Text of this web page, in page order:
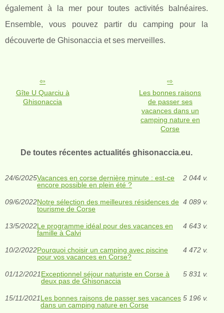
également à la mer pour toutes activités balnéaires.
Ensemble, vous pouvez partir du camping pour la
découverte de Ghisonaccia et ses merveilles.
Gîte U Quarciu à
Ghisonaccia
Les bonnes raisons
de passer ses
vacances dans un
camping nature en
Corse
De toutes récentes actualités ghisonaccia.eu.
24/6/2025Vacances en corse dernière minute : est-ce
encore possible en plein été ?
2 044 v.
09/6/2022Notre sélection des meilleures résidences de
tourisme de Corse
4 089 v.
13/5/2022Le programme idéal pour des vacances en
famille à Calvi
4 643 v.
10/2/2022Pourquoi choisir un camping avec piscine
pour vos vacances en Corse?
4 472 v.
01/12/2021Exceptionnel séjour naturiste en Corse à
deux pas de Ghisonaccia
5 831 v.
15/11/2021Les bonnes raisons de passer ses vacances
dans un camping nature en Corse
5 196 v.